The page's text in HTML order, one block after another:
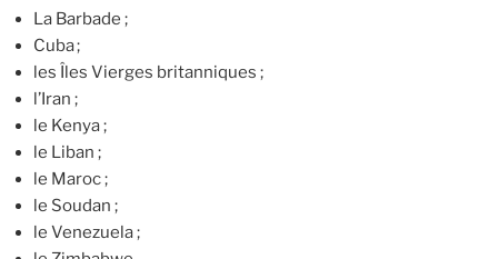
La Barbade ;
Cuba ;
les Îles Vierges britanniques ;
l’Iran ;
le Kenya ;
le Liban ;
le Maroc ;
le Soudan ;
le Venezuela ;